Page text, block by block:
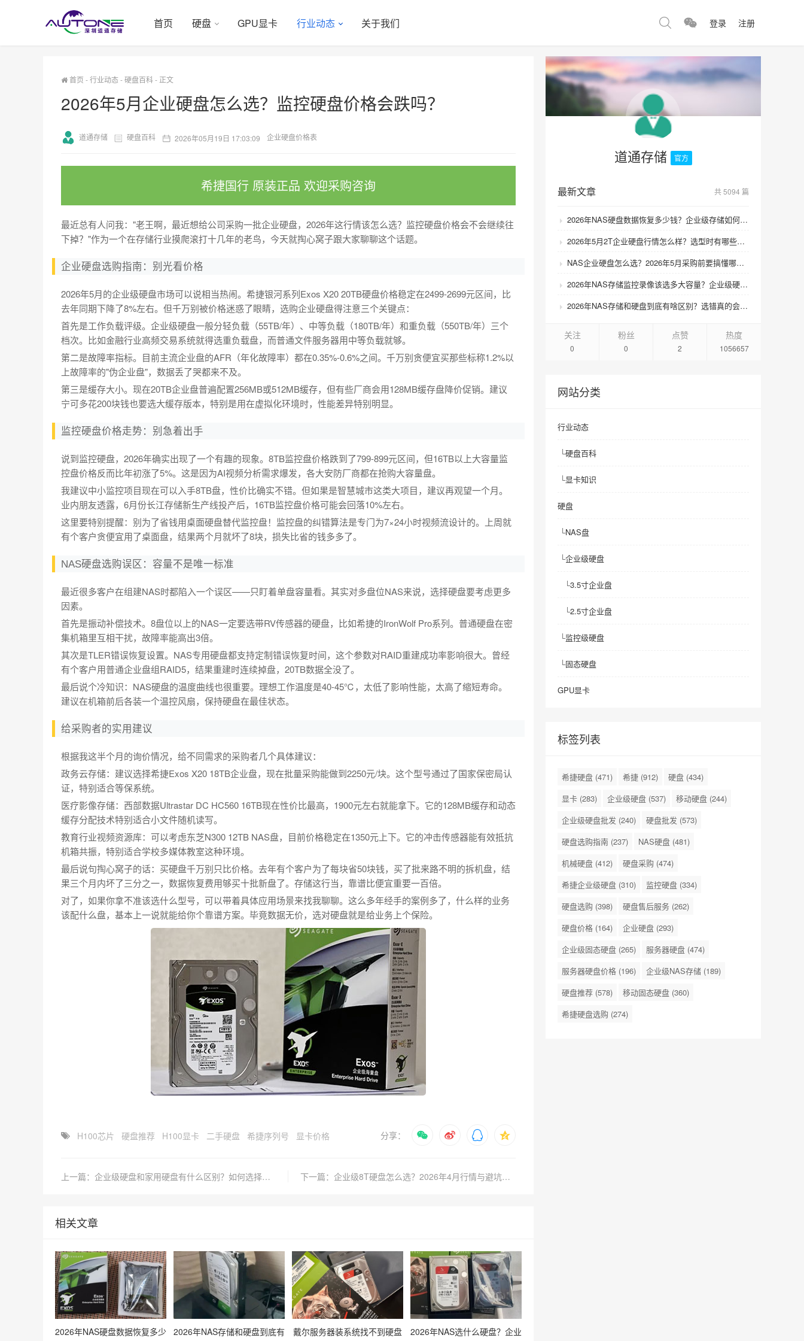
首页 硬盘 GPU显卡 行业动态 关于我们 登录 注册
首页 -行业动态-硬盘百科- 正文
2026年5月企业硬盘怎么选？监控硬盘价格会跌吗？
道通存储 硬盘百科 2026年05月19日 17:03:09 企业硬盘价格表
希捷国行 原装正品 欢迎采购咨询
最近总有人问我："老王啊，最近想给公司采购一批企业硬盘，2026年这行情该怎么选？监控硬盘价格会不会继续往
下掉？"作为一个在存储行业摸爬滚打十几年的老鸟，今天就掏心窝子跟大家聊聊这个话题。
企业硬盘选购指南：别光看价格
2026年5月的企业级硬盘市场可以说相当热闹。希捷银河系列Exos X20 20TB硬盘价格稳定在2499-2699元区间，比
去年同期下降了8%左右。但千万别被价格迷惑了眼睛，选购企业硬盘得注意三个关键点：
首先是工作负载评级。企业级硬盘一般分轻负载（55TB/年）、中等负载（180TB/年）和重负载（550TB/年）三个
档次。比如金融行业高频交易系统就得选重负载盘，而普通文件服务器用中等负载就够。
第二是故障率指标。目前主流企业盘的AFR（年化故障率）都在0.35%-0.6%之间。千万别贪便宜买那些标称1.2%以
上故障率的"伪企业盘"，数据丢了哭都来不及。
第三是缓存大小。现在20TB企业盘普遍配置256MB或512MB缓存，但有些厂商会用128MB缓存盘降价促销。建议
宁可多花200块钱也要选大缓存版本，特别是用在虚拟化环境时，性能差异特别明显。
监控硬盘价格走势：别急着出手
说到监控硬盘，2026年确实出现了一个有趣的现象。8TB监控盘价格跌到了799-899元区间，但16TB以上大容量监
控盘价格反而比年初涨了5%。这是因为AI视频分析需求爆发，各大安防厂商都在抢购大容量盘。
我建议中小监控项目现在可以入手8TB盘，性价比确实不错。但如果是智慧城市这类大项目，建议再观望一个月。
业内朋友透露，6月份长江存储新生产线投产后，16TB监控盘价格可能会回落10%左右。
这里要特别提醒：别为了省钱用桌面硬盘替代监控盘！监控盘的纠错算法是专门为7×24小时视频流设计的。上周就
有个客户贪便宜用了桌面盘，结果两个月就坏了8块，损失比省的钱多多了。
NAS硬盘选购误区：容量不是唯一标准
最近很多客户在组建NAS时都陷入一个误区——只盯着单盘容量看。其实对多盘位NAS来说，选择硬盘要考虑更多
因素。
首先是振动补偿技术。8盘位以上的NAS一定要选带RV传感器的硬盘，比如希捷的IronWolf Pro系列。普通硬盘在密
集机箱里互相干扰，故障率能高出3倍。
其次是TLER错误恢复设置。NAS专用硬盘都支持定制错误恢复时间，这个参数对RAID重建成功率影响很大。曾经
有个客户用普通企业盘组RAID5，结果重建时连续掉盘，20TB数据全没了。
最后说个冷知识：NAS硬盘的温度曲线也很重要。理想工作温度是40-45℃，太低了影响性能，太高了缩短寿命。
建议在机箱前后各装一个温控风扇，保持硬盘在最佳状态。
给采购者的实用建议
根据我这半个月的询价情况，给不同需求的采购者几个具体建议：
政务云存储：建议选择希捷Exos X20 18TB企业盘，现在批量采购能做到2250元/块。这个型号通过了国家保密局认
证，特别适合等保系统。
医疗影像存储：西部数据Ultrastar DC HC560 16TB现在性价比最高，1900元左右就能拿下。它的128MB缓存和动态
缓存分配技术特别适合小文件随机读写。
教育行业视频资源库：可以考虑东芝N300 12TB NAS盘，目前价格稳定在1350元上下。它的冲击传感器能有效抵抗
机箱共振，特别适合学校多媒体教室这种环境。
最后说句掏心窝子的话：买硬盘千万别只比价格。去年有个客户为了每块省50块钱，买了批来路不明的拆机盘，结
果三个月内坏了三分之一，数据恢复费用够买十批新盘了。存储这行当，靠谱比便宜重要一百倍。
对了，如果你拿不准该选什么型号，可以带着具体应用场景来找我聊聊。这么多年经手的案例多了，什么样的业务
该配什么盘，基本上一说就能给你个靠谱方案。毕竟数据无价，选对硬盘就是给业务上个保险。
H100芯片 硬盘推荐 H100显卡 二手硬盘 希捷序列号 显卡价格 分享：
上一篇：企业级硬盘和家用硬盘有什么区别？如何选择更适合的型号？ 下一篇：企业级8T硬盘怎么选？2026年4月行情与避坑指南
相关文章
2026年NAS硬盘数据恢复多少 2026年NAS存储和硬盘到底有 戴尔服务器装系统找不到硬盘 2026年NAS选什么硬盘？企业
道通存储 官方
最新文章 共 5094 篇
2026年NAS硬盘数据恢复多少钱？企业级存储如何避免数据丢失风险？
2026年5月2T企业硬盘行情怎么样？选型时有哪些避坑技巧？
NAS企业硬盘怎么选？2026年5月采购前要搞懂哪些坑？
2026年NAS存储监控录像该选多大容量？企业级硬盘怎么搭配才划算？
2026年NAS存储和硬盘到底有啥区别？选错真的会后悔吗？
关注
0
粉丝
0
点赞
2
热度
1056657
网站分类
行业动态
└硬盘百科
└显卡知识
硬盘
└NAS盘
└企业级硬盘
└3.5寸企业盘
└2.5寸企业盘
└监控级硬盘
└固态硬盘
GPU显卡
标签列表
希捷硬盘 (471) 希捷 (912) 硬盘 (434)
显卡 (283) 企业级硬盘 (537) 移动硬盘 (244)
企业级硬盘批发 (240) 硬盘批发 (573)
硬盘选购指南 (237) NAS硬盘 (481)
机械硬盘 (412) 硬盘采购 (474)
希捷企业级硬盘 (310) 监控硬盘 (334)
硬盘选购 (398) 硬盘售后服务 (262)
硬盘价格 (164) 企业硬盘 (293)
企业级固态硬盘 (265) 服务器硬盘 (474)
服务器硬盘价格 (196) 企业级NAS存储 (189)
硬盘推荐 (578) 移动固态硬盘 (360)
希捷硬盘选购 (274)